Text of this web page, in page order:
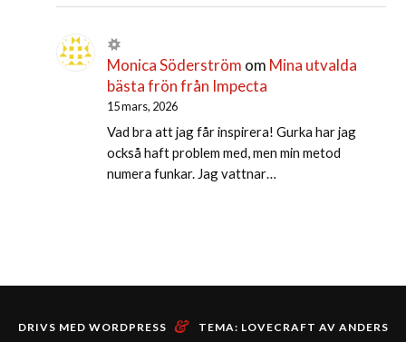
Monica Söderström om Mina utvalda
bästa frön från Impecta
15 mars, 2026
Vad bra att jag får inspirera! Gurka har jag
också haft problem med, men min metod
numera funkar. Jag vattnar…
DRIVS MED WORDPRESS & TEMA: LOVECRAFT AV ANDERS